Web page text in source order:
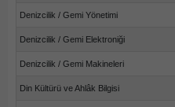
Denizcilik / Gemi Yönetimi
Denizcilik / Gemi Elektroniği
Denizcilik / Gemi Makineleri
Din Kültürü ve Ahlâk Bilgisi